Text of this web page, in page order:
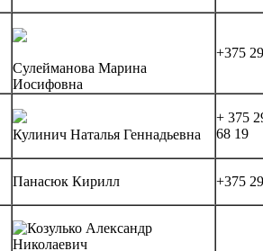
Сулейманова Марина
Иосифовна
+375
Кулинич Наталья Геннадьевна
+ 375
68 19
Панасюк Кирилл +375